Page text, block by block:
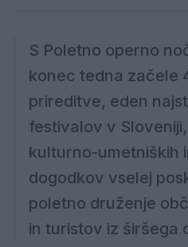
S Poletno operno
konec tedna začele
prireditve, eden
festivalov v
kulturno-umetniških
dogodkov vselej
poletno druženje
in turistov iz širšega